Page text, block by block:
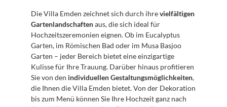
Die Villa Emden zeichnet sich durch ihre vielfältigen
Gartenlandschaften aus, die sich ideal für
Hochzeitszeremonien eignen. Ob im Eucalyptus
Garten, im Römischen Bad oder im Musa Basjoo
Garten – jeder Bereich bietet eine einzigartige
Kulisse für Ihre Trauung. Darüber hinaus profitieren
Sie von den individuellen Gestaltungsmöglichkeiten,
die Ihnen die Villa Emden bietet. Von der Dekoration
bis zum Menü können Sie Ihre Hochzeit ganz nach